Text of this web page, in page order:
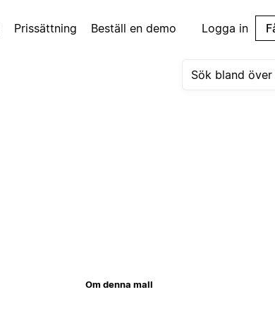
Prissättning Beställ en demo Logga in
Om denna mall